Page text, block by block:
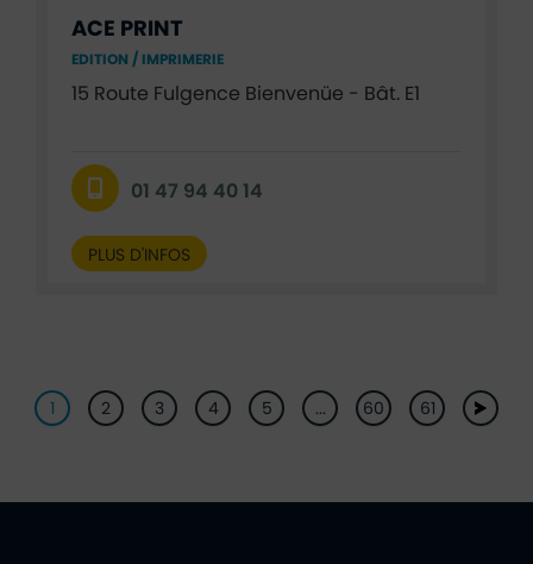
ACE PRINT
EDITION / IMPRIMERIE
15 Route Fulgence Bienvenüe - Bât. E1
01 47 94 40 14
PLUS D'INFOS
Pagination
2 3 4 5 ... 60 61